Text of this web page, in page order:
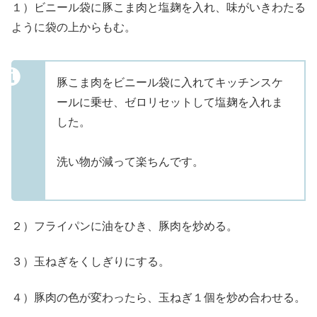
１）ビニール袋に豚こま肉と塩麹を入れ、味がいきわたる
ように袋の上からもむ。
豚こま肉をビニール袋に入れてキッチンスケ
ールに乗せ、ゼロリセットして塩麹を入れま
した。
洗い物が減って楽ちんです。
２）フライパンに油をひき、豚肉を炒める。
３）玉ねぎをくしぎりにする。
４）豚肉の色が変わったら、玉ねぎ１個を炒め合わせる。